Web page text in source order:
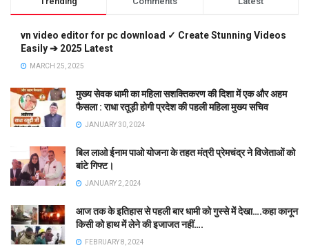
vn video editor for pc download ✓ Create Stunning Videos
Easily ➔ 2025 Latest
MARCH 25, 2025
मुख्य सेवक धामी का महिला सशक्तिकरण की दिशा में एक और अहम
फैसला : राधा रतूड़ी होगी प्रदेश की पहली महिला मुख्य सचिव
JANUARY 30, 2024
बिल लाओ ईनाम पाओ योजना के तहत मंत्री प्रेमचंद्र ने विजेताओं को
बांटे गिफ्ट।
JANUARY 2, 2024
आज तक के इतिहास से पहली बार धामी को गुस्से में देखा….कहा कानून
किसी को हाथ में लेने की इजाजत नहीं….
FEBRUARY 8, 2024